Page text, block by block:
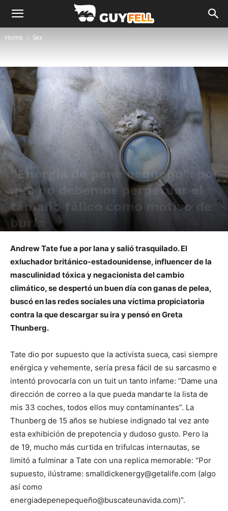
Home Sex
“Energía de pene pequeño”: por
qué no debemos perpetuar el
tamaño fálico como motivo de
burla
Andrew Tate fue a por lana y salió trasquilado. El
exluchador británico-estadounidense, influencer de la
masculinidad tóxica y negacionista del cambio
climático, se despertó un buen día con ganas de pelea,
buscó en las redes sociales una víctima propiciatoria
contra la que descargar su ira y pensó en Greta
Thunberg.
Tate dio por supuesto que la activista sueca, casi siempre
enérgica y vehemente, sería presa fácil de su sarcasmo e
intentó provocarla con un tuit un tanto infame: “Dame una
dirección de correo a la que pueda mandarte la lista de
mis 33 coches, todos ellos muy contaminantes”. La
Thunberg de 15 años se hubiese indignado tal vez ante
esta exhibición de prepotencia y dudoso gusto. Pero la
de 19, mucho más curtida en trifulcas internautas, se
limitó a fulminar a Tate con una replica memorable: “Por
supuesto, ilústrame: smalldickenergy@getalife.com (algo
así como
energiadepenepequeño@buscateunavida.com)”.